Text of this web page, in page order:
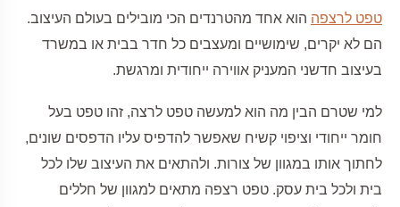
טפט לרצפה הוא אחד מהטרנדים הכי מובילים בעולם העיצוב.
הם לא יקרים, שימושיים ומעצבים כל חדר בבית או במשרד
בעיצוב חדשני המעניק אווירה ייחודית ומרגשת.
למי שטרם הבין מה הוא למעשה טפט לרצה, זהו טפט בעל
חומר ייחודי וציפוי קשיח שאפשר להדפיס עליו הדפסים שונים,
לחתוך אותו במגוון של צורות. ולהתאים את העיצוב שלו לכל
בית ולכל בית עסק. טפט רצפה מתאים למגוון של חללים